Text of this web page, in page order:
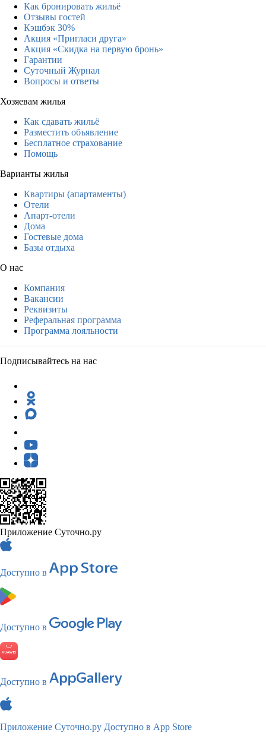
Как бронировать жильё
Отзывы гостей
Кэшбэк 30%
Акция «Пригласи друга»
Акция «Скидка на первую бронь»
Гарантии
Суточный Журнал
Вопросы и ответы
Хозяевам жилья
Как сдавать жильё
Разместить объявление
Бесплатное страхование
Помощь
Варианты жилья
Квартиры (апартаменты)
Отели
Апарт-отели
Дома
Гостевые дома
Базы отдыха
О нас
Компания
Вакансии
Реквизиты
Реферальная программа
Программа лояльности
Подписывайтесь на нас
Приложение Суточно.ру
Доступно в
Доступно в
Доступно в
Приложение Суточно.ру Доступно в App Store